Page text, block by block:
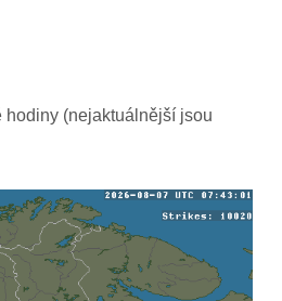
07:20
06:50
06:40
hodiny (nejaktuálnější jsou